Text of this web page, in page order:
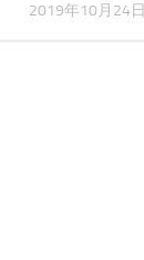
2019年10月24日